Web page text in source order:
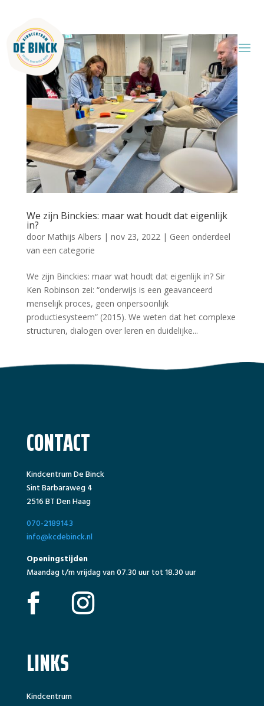
We zijn Binckies: maar wat houdt dat eigenlijk
in?
door Mathijs Albers | nov 23, 2022 | Geen onderdeel
van een categorie
We zijn Binckies: maar wat houdt dat eigenlijk in? Sir
Ken Robinson zei: “onderwijs is een geavanceerd
menselijk proces, geen onpersoonlijk
productiesysteem” (2015). We weten dat het complexe
structuren, dialogen over leren en duidelijke...
CONTACT
Kindcentrum De Binck
Sint Barbaraweg 4
2516 BT Den Haag
070-2189143
info@kcdebinck.nl
Openingstijden
Maandag t/m vrijdag van 07.30 uur tot 18.30 uur
LINKS
Kindcentrum